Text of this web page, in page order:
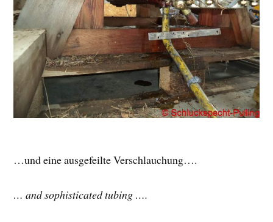
…und eine ausgefeilte Verschlauchung….
… and sophisticated tubing ….